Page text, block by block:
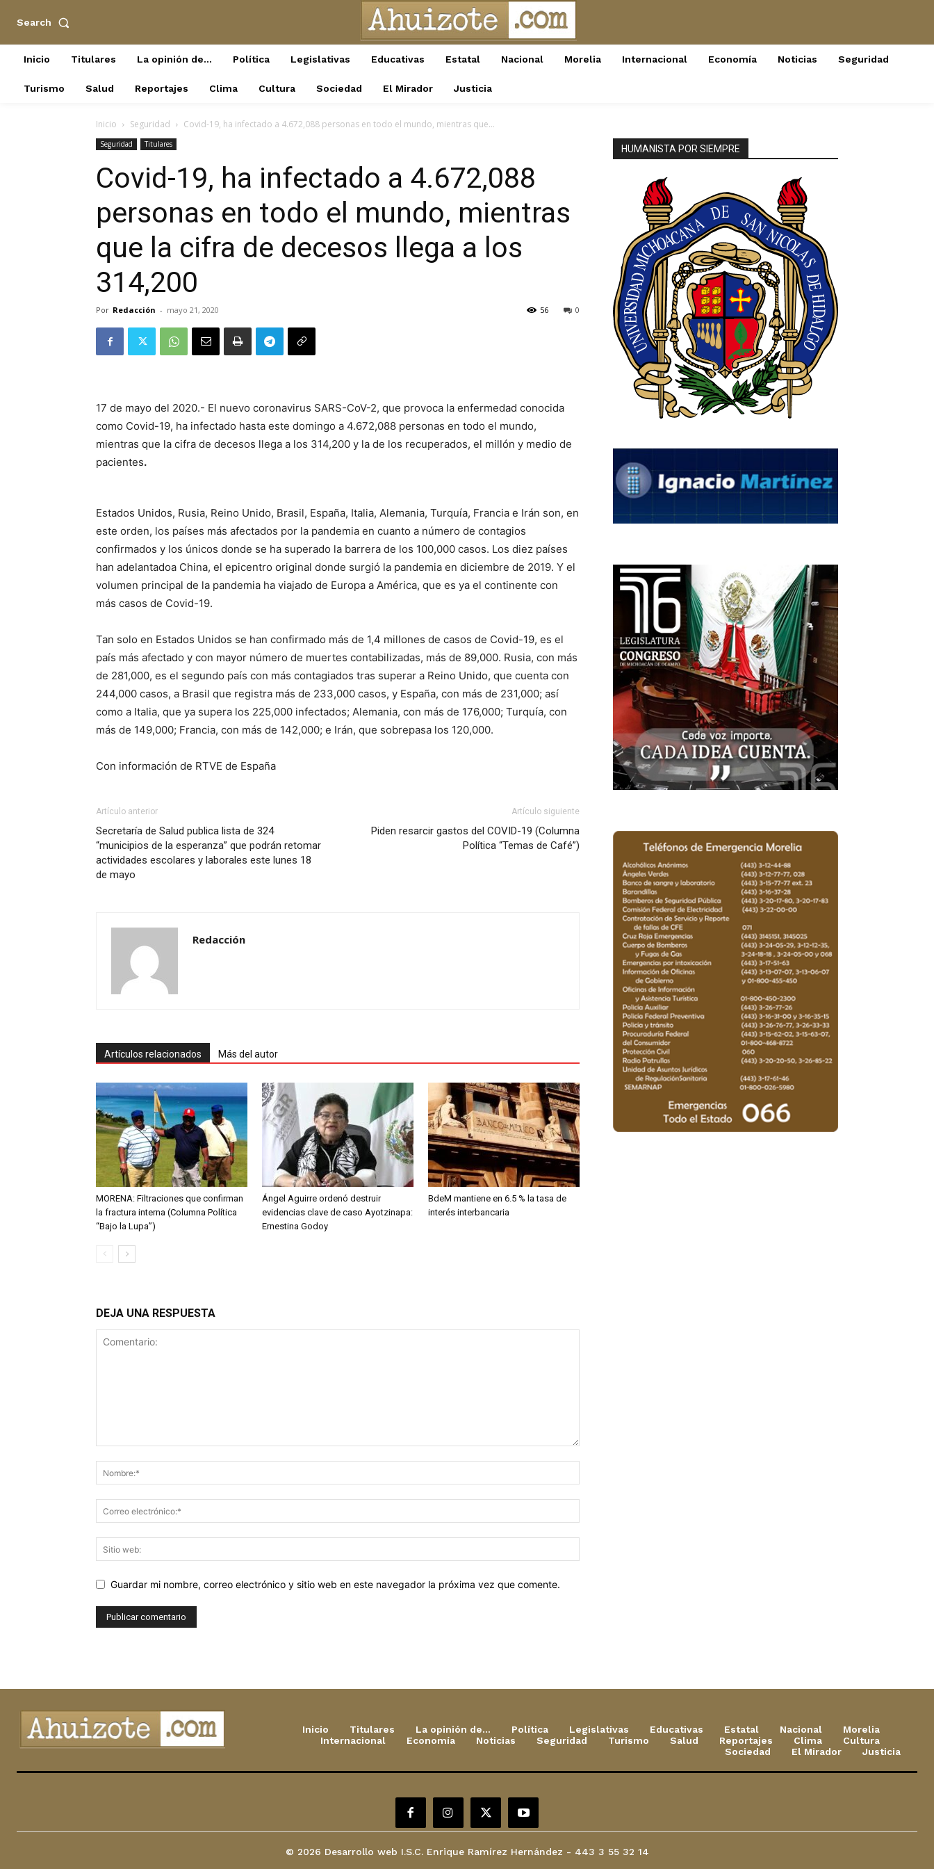
Search
Inicio Titulares La opinión de… Política Legislativas Educativas Estatal Nacional Morelia Internacional Economía Noticias Seguridad
Turismo Salud Reportajes Clima Cultura Sociedad El Mirador Justicia
Inicio Seguridad Covid-19, ha infectado a 4.672,088 personas en todo el mundo, mientras que...
Seguridad Titulares
Covid-19, ha infectado a 4.672,088
personas en todo el mundo, mientras
que la cifra de decesos llega a los
314,200
Por Redacción - mayo 21, 2020 0
56
17 de mayo del 2020.- El nuevo coronavirus SARS-CoV-2, que provoca la enfermedad conocida
como Covid-19, ha infectado hasta este domingo a 4.672,088 personas en todo el mundo,
mientras que la cifra de decesos llega a los 314,200 y la de los recuperados, el millón y medio de
pacientes.
Estados Unidos, Rusia, Reino Unido, Brasil, España, Italia, Alemania, Turquía, Francia e Irán son, en
este orden, los países más afectados por la pandemia en cuanto a número de contagios
confirmados y los únicos donde se ha superado la barrera de los 100,000 casos. Los diez países
han adelantadoa China, el epicentro original donde surgió la pandemia en diciembre de 2019. Y el
volumen principal de la pandemia ha viajado de Europa a América, que es ya el continente con
más casos de Covid-19.
Tan solo en Estados Unidos se han confirmado más de 1,4 millones de casos de Covid-19, es el
país más afectado y con mayor número de muertes contabilizadas, más de 89,000. Rusia, con más
de 281,000, es el segundo país con más contagiados tras superar a Reino Unido, que cuenta con
244,000 casos, a Brasil que registra más de 233,000 casos, y España, con más de 231,000; así
como a Italia, que ya supera los 225,000 infectados; Alemania, con más de 176,000; Turquía, con
más de 149,000; Francia, con más de 142,000; e Irán, que sobrepasa los 120,000.
Con información de RTVE de España
Artículo anterior
Secretaría de Salud publica lista de 324
“municipios de la esperanza” que podrán retomar
actividades escolares y laborales este lunes 18
de mayo
Artículo siguiente
Piden resarcir gastos del COVID-19 (Columna
Política “Temas de Café”)
Redacción
Artículos relacionados Más del autor
MORENA: Filtraciones que confirman
la fractura interna (Columna Política
“Bajo la Lupa”)
Ángel Aguirre ordenó destruir
evidencias clave de caso Ayotzinapa:
Ernestina Godoy
BdeM mantiene en 6.5 % la tasa de
interés interbancaria
DEJA UNA RESPUESTA
Guardar mi nombre, correo electrónico y sitio web en este navegador la próxima vez que comente.
HUMANISTA POR SIEMPRE
Inicio Titulares La opinión de… Política Legislativas Educativas Estatal Nacional
Morelia
Internacional
Economía Noticias Seguridad Turismo Salud Reportajes Clima
Cultura
Sociedad
El Mirador Justicia
© 2026 Desarrollo web I.S.C. Enrique Ramírez Hernández - 443 3 55 32 14